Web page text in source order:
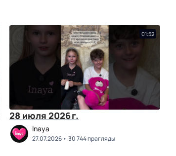
01:52
28 июля 2026 г.
Inaya
27.07.2026 30 744 прагляды